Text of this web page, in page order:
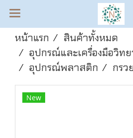
หน้าแรก
สินค้าทั้งหมด
อุปกรณ์และเครื่องมือวิท
อุปกรณ์พลาสติก
กรว
New